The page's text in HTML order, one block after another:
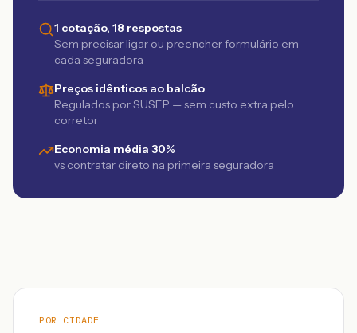
1 cotação, 18 respostas
Sem precisar ligar ou preencher formulário em
cada seguradora
Preços idênticos ao balcão
Regulados por SUSEP — sem custo extra pelo
corretor
Economia média 30%
vs contratar direto na primeira seguradora
POR CIDADE